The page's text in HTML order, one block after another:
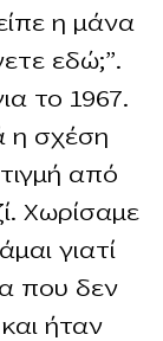
η μάνα
εδώ;”.
το 1967.
η σχέση
από
Χωρίσαμε
γιατί
που δεν
ήταν